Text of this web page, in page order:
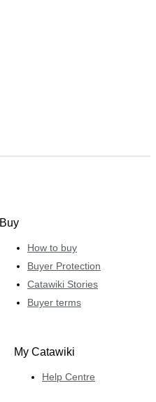
Buy
How to buy
Buyer Protection
Catawiki Stories
Buyer terms
My Catawiki
Help Centre